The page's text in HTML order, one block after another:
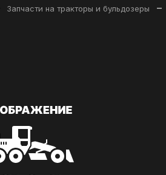
Запчасти на тракторы и бульдозеры –